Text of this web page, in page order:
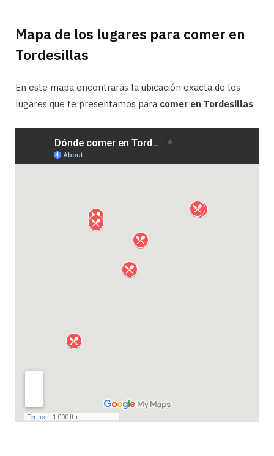
Mapa de los lugares para comer en
Tordesillas
En este mapa encontrarás la ubicación exacta de los
lugares que te presentamos para comer en Tordesillas.